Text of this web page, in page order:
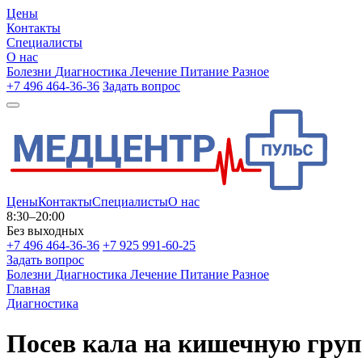
Цены
Контакты
Специалисты
О нас
Болезни Диагностика Лечение Питание Разное
+7 496 464-36-36 Задать вопрос
ЦеныКонтактыСпециалистыО нас
8:30–20:00
Без выходных
+7 496 464-36-36 +7 925 991-60-25
Задать вопрос
Болезни Диагностика Лечение Питание Разное
Главная
Диагностика
Посев кала на кишечную